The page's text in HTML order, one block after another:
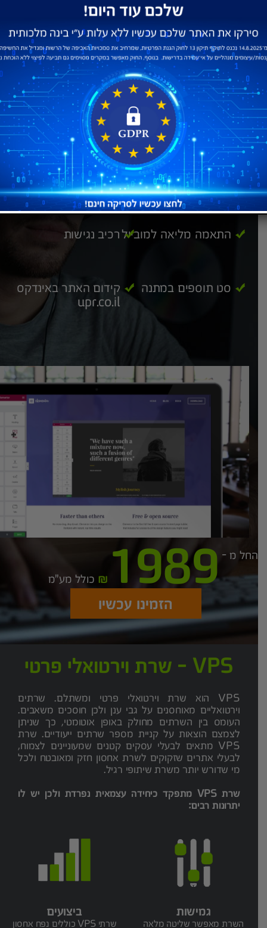
בונים לך אתר שמביא תוצאות!
בניית אתרים ועיצוב עמודי נחיתה בהתאמה
למובייל ולקידום במנועי החיפוש
צוות הסטודיו שלנו יבנה עבורך אתר אינטרנט מושלם,
בהתאמה מלאה לעסק שלך
פיתוח על בסיס
WORDPRESS
מותאם לקידום במנועי
חיפוש
התאמה מליאה למוביילרכיב נגישות
סט תוספים במתנה
קידום האתר באינדקס
upr.co.il
החל מ - 1989 כולל מע"מ
הזמינו עכשיו
VPS - שרת וירטואלי פרטי
VPS הוא שרת וירטואלי פרטי ומשתלם. שרתים
וירטואליים מאוחסנים על גבי ענן ולכן חוסכים משאבים.
העומס בין השרתים מחולק באופן אוטומטי, כך שניתן
לצמצם הוצאות על קניית מספר שרתים ייעודיים. שרת
VPS מתאים לבעלי עסקים קטנים שמעוניינים לצמוח,
לבעלי אתרים שזקוקים לשרת אחסון חזק ומאובטח ולכל
מי שדורש יותר משרת שיתופי רגיל.
שרת VPS מתפקד כיחידה עצמאית נפרדת ולכן יש לו
יתרונות רבים:
גמישות
השרת מאפשר שליטה מלאה
ביצועים
שרתי VPS כוללים נפח אחסון